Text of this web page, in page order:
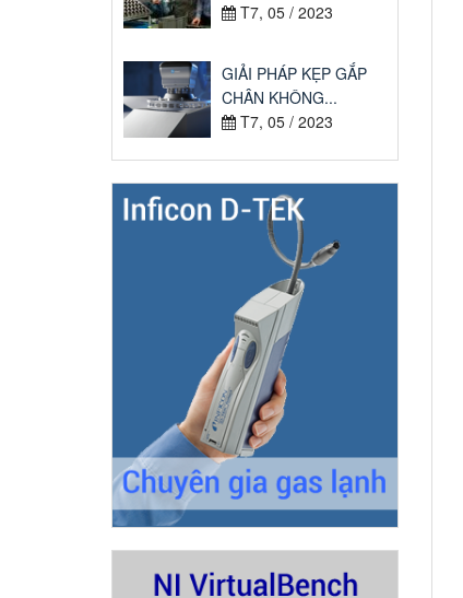
T7, 05 / 2023
GIẢI PHÁP KẸP GẮP
CHÂN KHÔNG...
T7, 05 / 2023